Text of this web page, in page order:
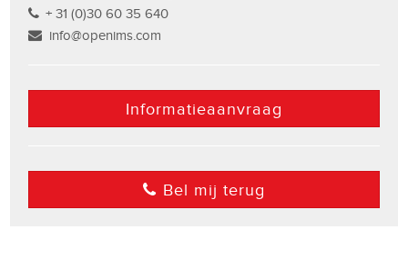
+ 31 (0)30 60 35 640
info@openims.com
Informatieaanvraag
Bel mij terug